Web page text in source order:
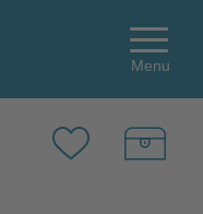
Menu